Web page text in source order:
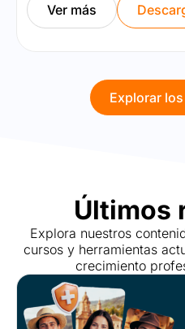
Ver más
Explorar
Últimos
Explora nuestros
cursos y herramientas
crecimiento